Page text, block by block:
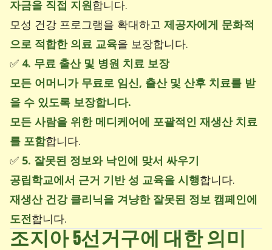
자금을 직접 지원합니다.
모성 건강 프로그램을 확대하고 제공자에게 문화적
으로 적합한 의료 교육을 보장합니다.
✅ 4. 무료 출산 및 병원 치료 보장
모든 어머니가 무료로 임신, 출산 및 산후 치료를 받
을 수 있도록 보장합니다.
모든 사람을 위한 메디케어에 포괄적인 재생산 치료
를 포함합니다.
✅ 5. 잘못된 정보와 낙인에 맞서 싸우기
공립학교에서 근거 기반 성 교육을 시행합니다.
재생산 건강 클리닉을 겨냥한 잘못된 정보 캠페인에
도전합니다.
조지아 5선거구에 대한 의미